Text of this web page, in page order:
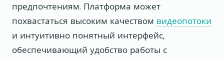
предпочтениям. Платформа может
похвастаться высоким качеством видеопотоки
и интуитивно понятный интерфейс,
обеспечивающий удобство работы с